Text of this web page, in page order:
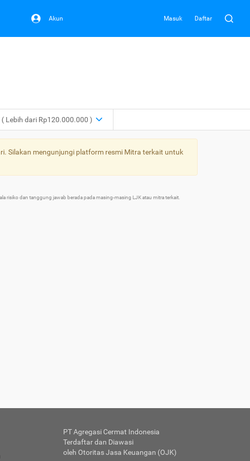
Akun Masuk Daftar
( Lebih dari Rp120.000.000 )
Silakan mengunjungi platform resmi Mitra terkait untuk
dan tanggung jawab berada pada masing-masing LJK atau mitra terkait.
PT Agregasi Cermat Indonesia
Terdaftar dan Diawasi
oleh Otoritas Jasa Keuangan (OJK)